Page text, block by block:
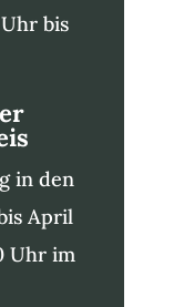
bis
in den
April
Uhr im